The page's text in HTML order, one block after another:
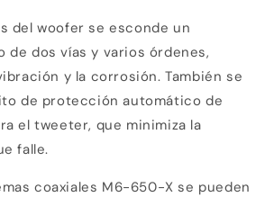
del woofer se esconde un
de dos vías y varios órdenes,
y la corrosión. También se
de protección automático de
el tweeter, que minimiza la
falle.
coaxiales M6-650-X se pueden